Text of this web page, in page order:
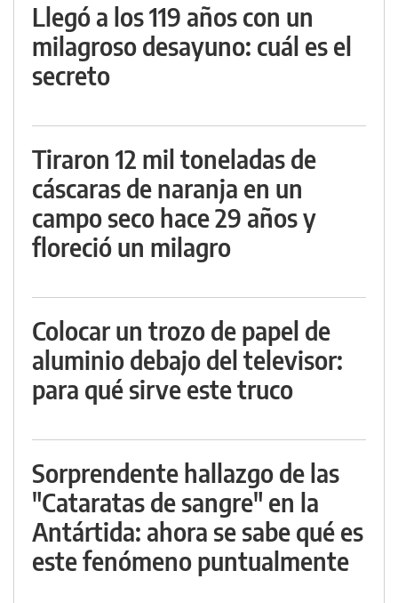
Llegó a los 119 años con un
milagroso desayuno: cuál es el
secreto
Tiraron 12 mil toneladas de
cáscaras de naranja en un
campo seco hace 29 años y
floreció un milagro
Colocar un trozo de papel de
aluminio debajo del televisor:
para qué sirve este truco
Sorprendente hallazgo de las
"Cataratas de sangre" en la
Antártida: ahora se sabe qué es
este fenómeno puntualmente